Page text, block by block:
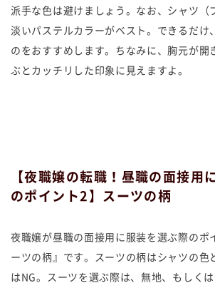
派手な色は避けましょう。なお、シャツ（
淡いパステルカラーがベスト。できるだけ
のをおすすめします。ちなみに、胸元が開
ぶとカッチリした印象に見えますよ。
【夜職嬢の転職！昼職の面接用
のポイント2】スーツの柄
夜職嬢が昼職の面接用に服装を選ぶ際のポ
ーツの柄』です。スーツの柄はシャツの色
はNG。スーツを選ぶ際は、無地、もしく